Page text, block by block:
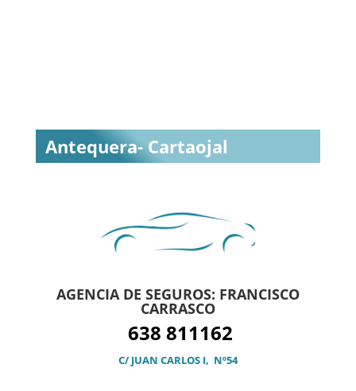
Antequera- Cartaojal
AGENCIA DE SEGUROS: FRANCISCO
CARRASCO
638 811162
C/ JUAN CARLOS I, Nº54